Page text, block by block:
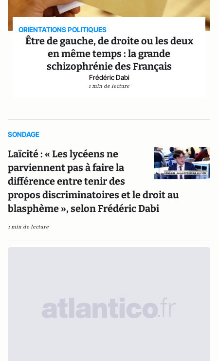
ORIENTATIONS POLITIQUES
Être de gauche, de droite ou les deux
en même temps : la grande
schizophrénie des Français
Frédéric Dabi
1 min de lecture
SONDAGE
Laïcité : « Les lycéens ne
parviennent pas à faire la
différence entre tenir des
propos discriminatoires et le droit au
blasphème », selon Frédéric Dabi
1 min de lecture